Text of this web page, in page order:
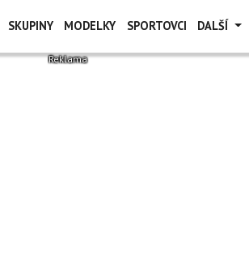
SKUPINY MODELKY SPORTOVCI DALŠÍ